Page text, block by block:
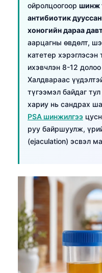
ойролцоогоор шинж
антибиотик
хоногийн дараа
аарцагны өвдөлт,
катетер хэрэглэсэн
ихэвчлэн 8-12
Халдвараас
түгээмэл байдаг
хариу нь сандрах
PSA шинжилгээ
руу байршуулж,
(ejaculation) эсвэл